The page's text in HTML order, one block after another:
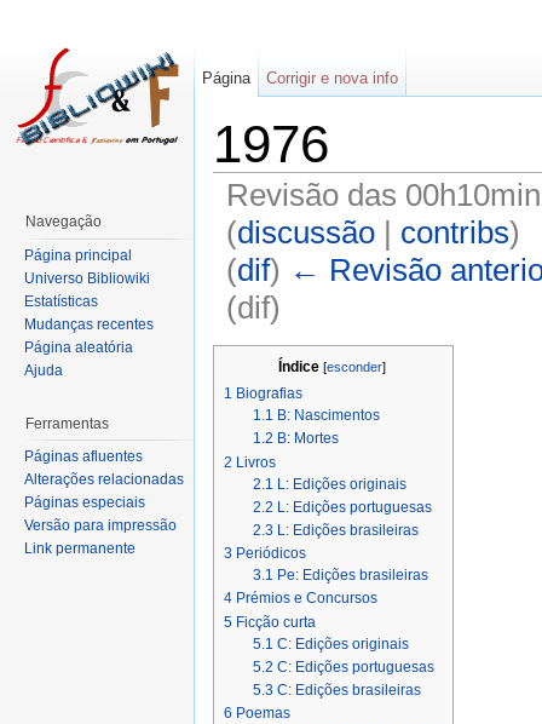
1976
Revisão das
(discussão| contribs)
(dif) ← Revisão
(dif)
Índice[esconder]
1 Biografias
1.1 B: Nascimentos
1.2 B: Mortes
2 Livros
2.1 L: Edições originais
2.2 L: Edições portuguesas
2.3 L: Edições brasileiras
3 Periódicos
3.1 Pe: Edições brasileiras
4 Prémios e Concursos
5 Ficção curta
5.1 C: Edições originais
5.2 C: Edições portuguesas
5.3 C: Edições brasileiras
6 Poemas
Página Corrigir e nova info
Navegação
Página principal
Universo Bibliowiki
Estatísticas
Mudanças recentes
Página aleatória
Ajuda
Ferramentas
Páginas afluentes
Alterações relacionadas
Páginas especiais
Versão para impressão
Link permanente